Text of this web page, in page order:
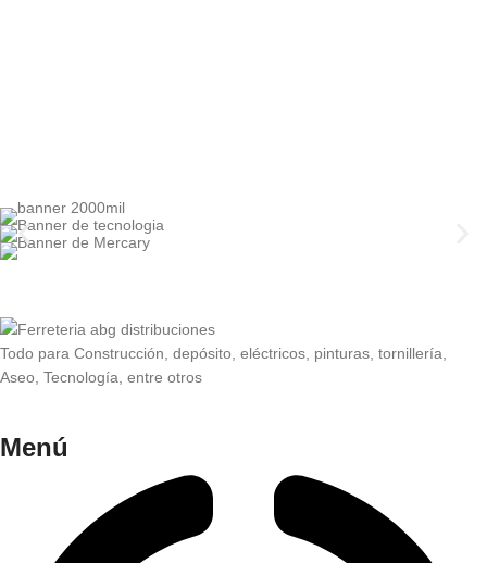
Todo para Construcción, depósito, eléctricos, pinturas, tornillería,
Aseo, Tecnología, entre otros
Menú